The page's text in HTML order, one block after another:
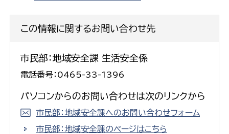
この情報に関するお問い合わせ先
市民部：地域安全課 生活安全係
電話番号：0465-33-1396
パソコンからのお問い合わせは次のリンクから
市民部：地域安全課へのお問い合わせフォーム
市民部：地域安全課のページはこちら